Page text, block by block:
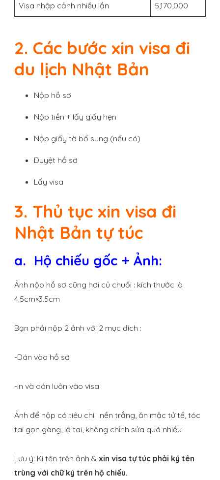
Visa nhập cảnh nhiều lần 5,170,000
2. Các bước xin visa đi
du lịch Nhật Bản
Nộp hồ sơ
Nộp tiền + lấy giấy hẹn
Nộp giấy tờ bổ sung (nếu có)
Duyệt hồ sơ
Lấy visa
3. Thủ tục xin visa đi
Nhật Bản tự túc
a. Hộ chiếu gốc + Ảnh:
Ảnh nộp hồ sơ cũng hơi củ chuối : kích thước là
4.5cm×3.5cm
Bạn phải nộp 2 ảnh với 2 mục đích :
-Dán vào hồ sơ
-in và dán luôn vào visa
Ảnh để nộp có tiêu chí : nền trắng, ăn mặc tử tế, tóc
tai gọn gàng, lộ tai, không chỉnh sửa quá nhiều
Lưu ý: Kí tên trên ảnh & xin visa tự túc phải ký tên
trùng với chữ ký trên hộ chiếu.